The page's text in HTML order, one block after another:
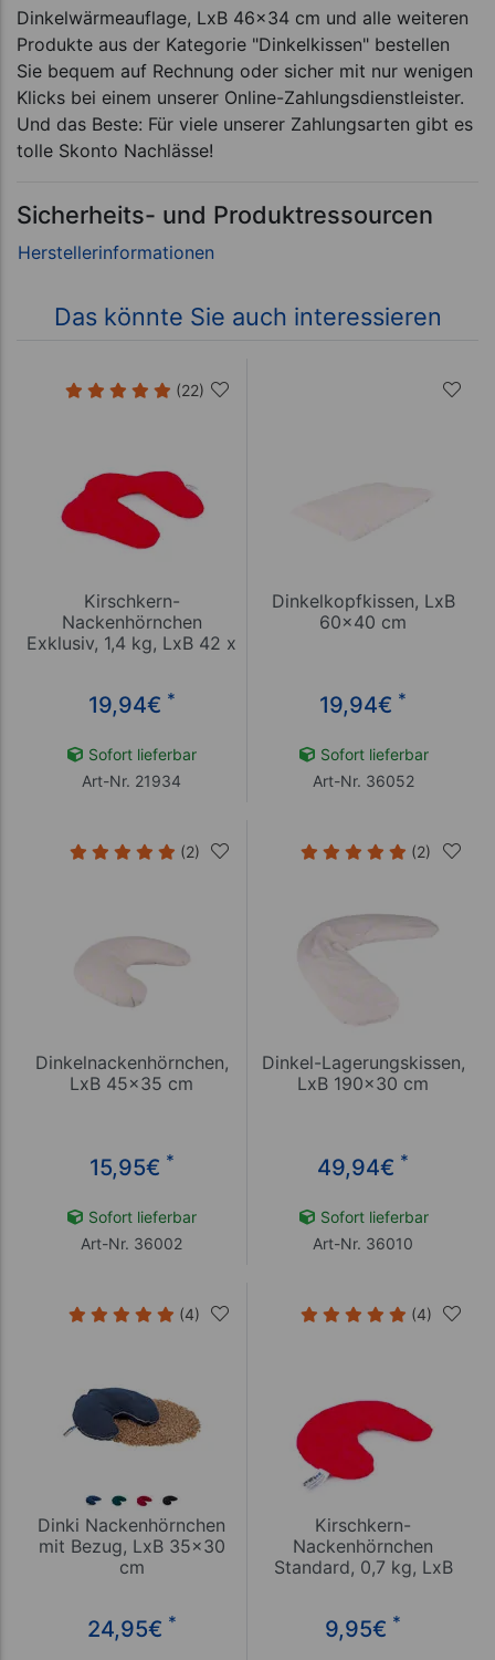
Dinkelwärmeauflage, LxB 46x34 cm und alle weiteren
Produkte aus der Kategorie "Dinkelkissen" bestellen
Sie bequem auf Rechnung oder sicher mit nur wenigen
Klicks bei einem unserer Online-Zahlungsdienstleister.
Und das Beste: Für viele unserer Zahlungsarten gibt es
tolle Skonto Nachlässe!
Sicherheits- und Produktressourcen
Das könnte Sie auch interessieren
(22)
Kirschkern-
Nackenhörnchen
Exklusiv, 1,4 kg, LxB 42 x
19,94€ *
Sofort lieferbar
Art-Nr. 21934
Dinkelkopfkissen, LxB
60x40 cm
19,94€ *
Sofort lieferbar
Art-Nr. 36052
(2)
Dinkelnackenhörnchen,
LxB 45x35 cm
15,95€ *
Sofort lieferbar
Art-Nr. 36002
(2)
Dinkel-Lagerungskissen,
LxB 190x30 cm
49,94€ *
Sofort lieferbar
Art-Nr. 36010
(4)
Dinki Nackenhörnchen
mit Bezug, LxB 35x30
cm
24,95€ *
(4)
Kirschkern-
Nackenhörnchen
Standard, 0,7 kg, LxB
9,95€ *